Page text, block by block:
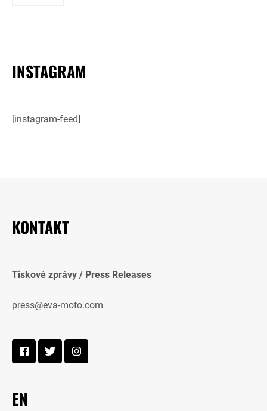
INSTAGRAM
[instagram-feed]
KONTAKT
Tiskové zprávy / Press Releases
press@eva-moto.com
EN